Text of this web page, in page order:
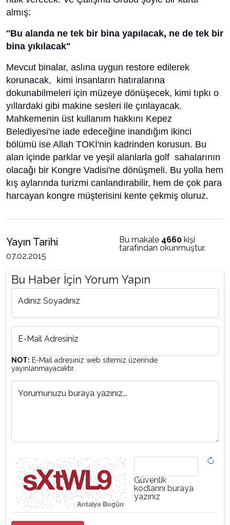
almış:
''Bu alanda ne tek bir bina yapılacak, ne de tek bir
bina yıkılacak"
Mevcut binalar, aslına uygun restore edilerek
korunacak, kimi insanların hatıralarına
dokunabilmeleri için müzeye dönüşecek, kimi tıpkı o
yıllardaki gibi makine sesleri ile çınlayacak.
Mahkemenin üst kullanım hakkını Kepez
Belediyesi'ne iade edeceğine inandığım ikinci
bölümü ise Allah TOKİ'nin kadrinden korusun. Bu
alan içinde parklar ve yeşil alanlarla golf sahalarının
olacağı bir Kongre Vadisi'ne dönüşmeli. Bu yolla hem
kış aylarında turizmi canlandırabilir, hem de çok para
harcayan kongre müşterisini kente çekmiş oluruz.
Yayın Tarihi
07.02.2015
Bu makale 4660 kişi
tarafından okunmuştur.
Bu Haber İçin Yorum Yapın
Adınız Soyadınız
E-Mail Adresiniz
NOT: E-Mail adresiniz web sitemiz üzerinde
yayınlanmayacaktır.
Yorumunuzu buraya yazınız...
Güvenlik
kodlarını buraya
yazınız